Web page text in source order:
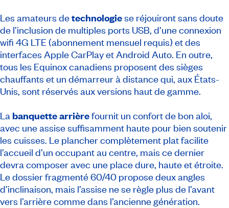
Les amateurs detechnologiese réjouiront sans doute
de l’inclusion de multiples ports USB, d’une connexion
wifi 4G LTE (abonnement mensuel requis) et des
interfaces Apple CarPlay et Android Auto. En outre,
tous les Equinox canadiens proposent des sièges
chauffants et un démarreur à distance qui, aux États-
Unis, sont réservés aux versions haut de gamme.
La banquette arrièrefournit un confort de bon aloi,
avec une assise suffisamment haute pour bien soutenir
les cuisses. Le plancher complètement plat facilite
l’accueil d’un occupant au centre, mais ce dernier
devra composer avec une place dure, haute et étroite.
Le dossier fragmenté 60/40 propose deux angles
d’inclinaison, mais l’assise ne se règle plus de l’avant
vers l’arrière comme dans l’ancienne génération.